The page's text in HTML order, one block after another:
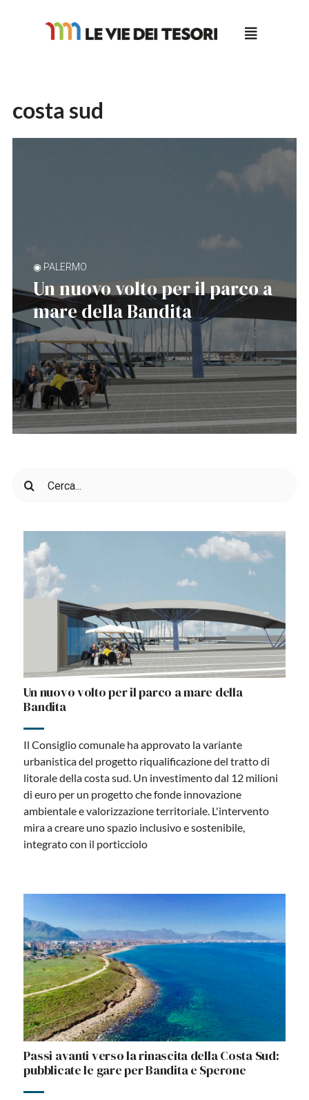
costa sud
◉ PALERMO
Un nuovo volto per il parco a
mare della Bandita
per:
Un nuovo volto per il parco a mare della
Bandita
Il Consiglio comunale ha approvato la variante
urbanistica del progetto riqualificazione del tratto di
litorale della costa sud. Un investimento dal 12 milioni
di euro per un progetto che fonde innovazione
ambientale e valorizzazione territoriale. L'intervento
mira a creare uno spazio inclusivo e sostenibile,
integrato con il porticciolo
Passi avanti verso la rinascita della Costa Sud:
pubblicate le gare per Bandita e Sperone